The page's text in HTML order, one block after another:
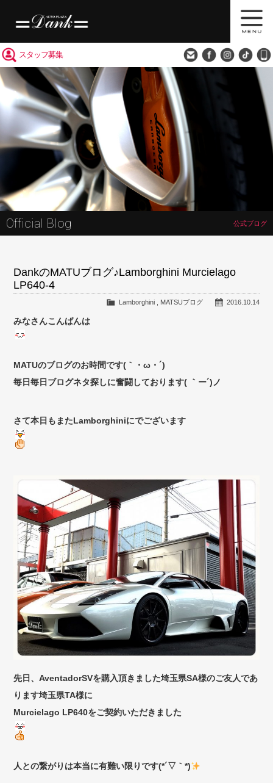
スタッフ募集
Official Blog 公式ブログ
DankのMATUブログ♪Lamborghini Murcielago
LP640-4
2016.10.14
Lamborghini, MATSUブログ
みなさんこんばんは
MATUのブログのお時間です(｀・ω・´)ゞ
毎日毎日ブログネタ探しに奮闘しております( ｀ー´)ノ
さて本日もまたLamborghiniにでございます
先日、AventadorSVを購入頂きました埼玉県SA様のご友人であ
ります埼玉県TA様に
Murcielago LP640をご契約いただきました
人との繋がりは本当に有難い限りです(*´▽｀*)